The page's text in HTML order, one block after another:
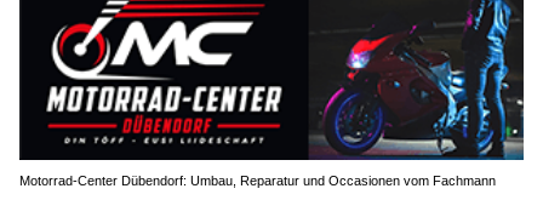
Motorrad-Center Dübendorf: Umbau, Reparatur und Occasionen vom Fachmann